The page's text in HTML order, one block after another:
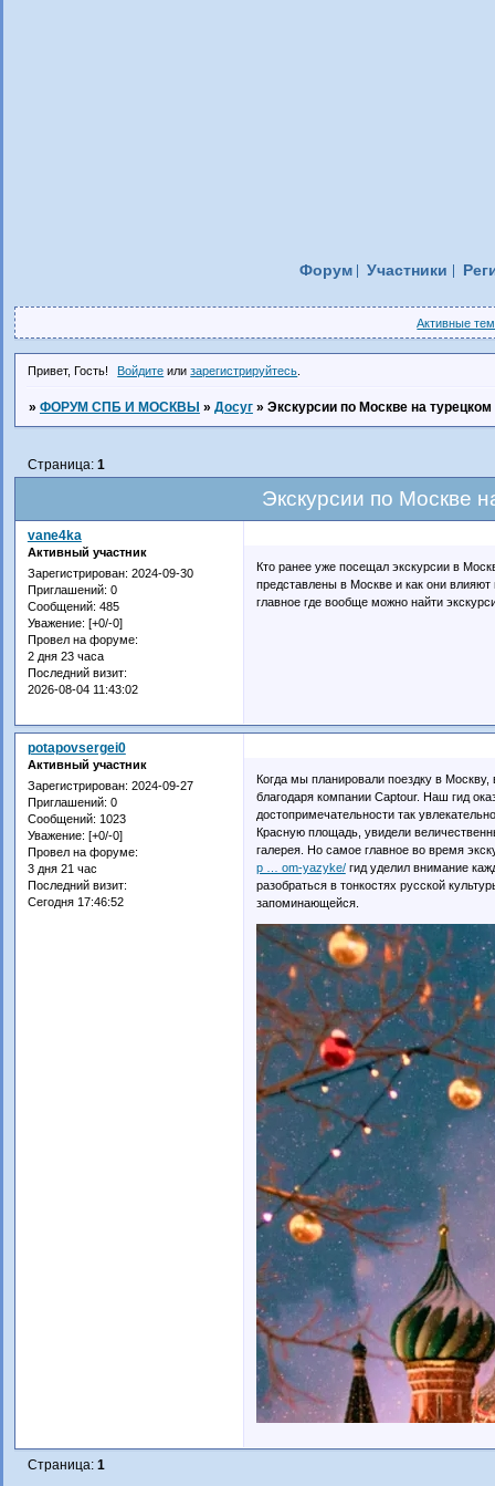
Форум Участники
Активные
Привет, Гость! Войдите илизарегистрируйтесь
» ФОРУМ СПБ И МОСКВЫ » Досуг » Экскурсии по Москве на
Экскурсии по Москве
Страница: 1
vane4ka
Активный участник
Зарегистрирован: 2024-09-30
Приглашений: 0
Сообщений: 485
Уважение: [+0/-0]
Провел на форуме:
2 дня 23 часа
Последний визит:
2026-08-04 11:43:02
Кто ранее уже посещал экскурсии в
представлены в Москве и как они
главное где вообще можно найти
potapovsergei0
Активный участник
Зарегистрирован: 2024-09-27
Приглашений: 0
Сообщений: 1023
Уважение: [+0/-0]
Провел на форуме:
3 дня 21 час
Последний визит:
Сегодня 17:46:52
Когда мы планировали поездку в
благодаря компании Captour. Наш гид
достопримечательности так
Красную площадь, увидели
галерея. Но самое главное во время
p … om-yazyke/гид уделил внимание
разобраться в тонкостях русской
запоминающейся.
Страница: 1